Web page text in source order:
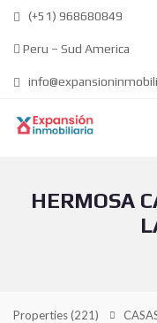
(+51) 968680849
Peru – Sud America
HERMOSA
Properties(221)